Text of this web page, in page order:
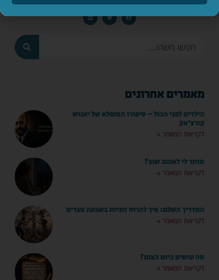
מאמרים אחרונים
הילדים לפני הכול – סיפורו המופלא של יאנוש
קורצ'אק
לקריאת המאמר »
מותר לי לאהוב שוב?
לקריאת המאמר »
המדריך השלם: איך להרוס זוגיות בשבעה צעדים
לקריאת המאמר »
מה עושים ביום הצום?
לקריאת המאמר »